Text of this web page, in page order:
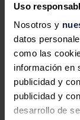
Uso
Nosotros y
datos
como las
información en
publicidad y
publicidad y
desarrollo de
acuerdos de
entrarán en vigor
Shell
trimestre por
Shell ha
durante el